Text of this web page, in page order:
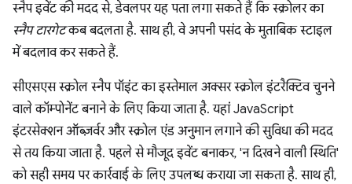
स्नैप इवेंट की मदद से, डेवलपर यह पता लगा सकते हैं कि स्क्रोलर का
स्नैप टारगेटकब बदलता है. साथ ही, वे अपनी पसंद के मुताबिक स्टाइल
में बदलाव कर सकते हैं.
सीएसएस स्क्रोल स्नैप पॉइंट का इस्तेमाल अक्सर स्क्रोल इंटरैक्टिव चुनने
वाले कॉम्पोनेंट बनाने के लिए किया जाता है. यहां JavaScript
इंटरसेक्शन ऑब्ज़र्वर और स्क्रोल एंड अनुमान लगाने की सुविधा की मदद
से तय किया जाता है. पहले से मौजूद इवेंट बनाकर, 'न दिखने वाली स्थिति'
को सही समय पर कार्रवाई के लिए उपलब्ध कराया जा सकता है. साथ ही,